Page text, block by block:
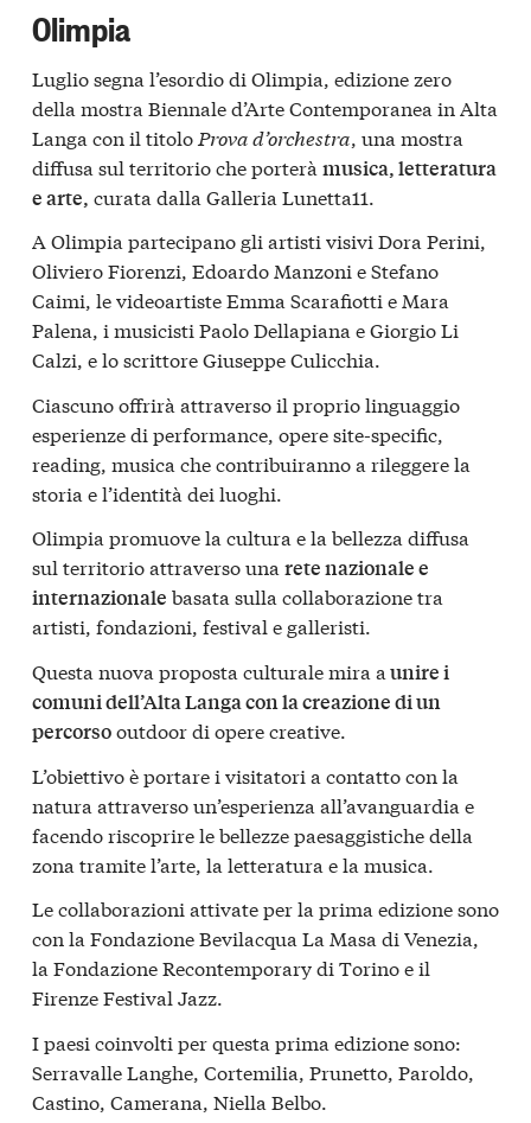
Olimpia
Luglio segna l’esordio di Olimpia, edizione zero
della mostra Biennale d’Arte Contemporanea in Alta
Langa con il titolo Prova d’orchestra , una mostra
diffusa sul territorio che porterà musica, letteratura
e arte, curata dalla Galleria Lunetta11.
A Olimpia partecipano gli artisti visivi Dora Perini,
Oliviero Fiorenzi, Edoardo Manzoni e Stefano
Caimi, le videoartiste Emma Scarafiotti e Mara
Palena, i musicisti Paolo Dellapiana e Giorgio Li
Calzi, e lo scrittore Giuseppe Culicchia.
Ciascuno offrirà attraverso il proprio linguaggio
esperienze di performance, opere site-specific,
reading, musica che contribuiranno a rileggere la
storia e l’identità dei luoghi.
Olimpia promuove la cultura e la bellezza diffusa
sul territorio attraverso una rete nazionale e
internazionale basata sulla collaborazione tra
artisti, fondazioni, festival e galleristi.
Questa nuova proposta culturale mira a unire i
comuni dell’Alta Langa con la creazione di un
percorsooutdoor di opere creative.
L’obiettivo è portare i visitatori a contatto con la
natura attraverso un’esperienza all’avanguardia e
facendo riscoprire le bellezze paesaggistiche della
zona tramite l’arte, la letteratura e la musica.
Le collaborazioni attivate per la prima edizione sono
con la Fondazione Bevilacqua La Masa di Venezia,
la Fondazione Recontemporary di Torino e il
Firenze Festival Jazz.
I paesi coinvolti per questa prima edizione sono:
Serravalle Langhe, Cortemilia, Prunetto, Paroldo,
Castino, Camerana, Niella Belbo.